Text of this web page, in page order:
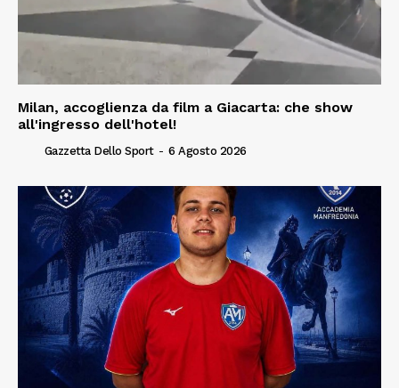
Milan, accoglienza da film a Giacarta: che show
all'ingresso dell'hotel!
Gazzetta Dello Sport - 6 Agosto 2026